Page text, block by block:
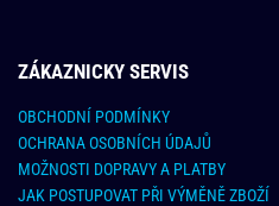
ZÁKAZNICKY SERVIS
OBCHODNÍ PODMÍNKY
OCHRANA OSOBNÍCH ÚDAJŮ
MOŽNOSTI DOPRAVY A PLATBY
JAK POSTUPOVAT PŘI VÝMĚNĚ ZBOŽÍ